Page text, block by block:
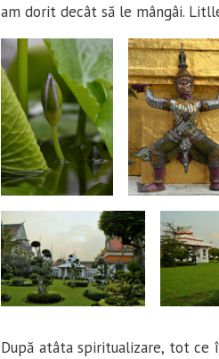
am dorit decât să le mângâi.
După atâta spiritualizare, tot ce